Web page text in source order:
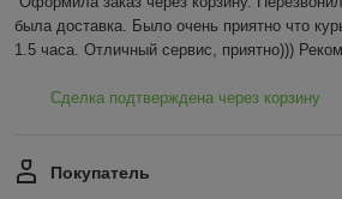
была доставка. Было очень приятно что
1.5 часа. Отличный сервис, приятно)))
Сделка подтверждена через корзину
Покупатель